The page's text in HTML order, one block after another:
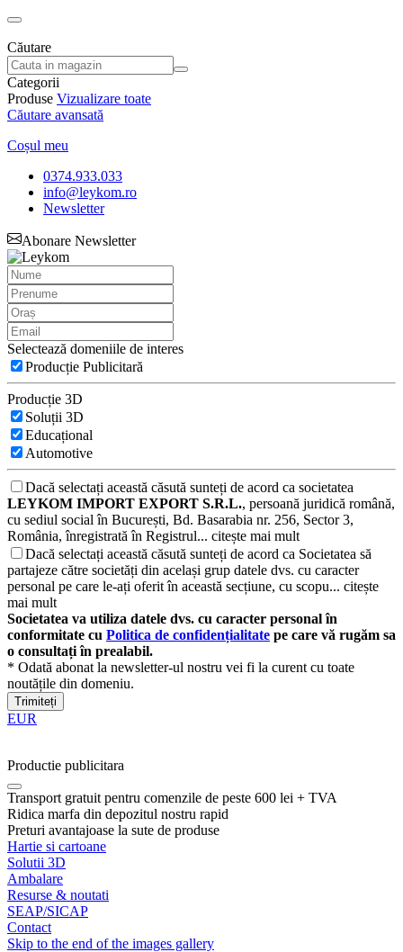
Căutare
Categorii
Produse Vizualizare toate
Căutare avansată
Coșul meu
0374.933.033
info@leykom.ro
Newsletter
Abonare Newsletter
Selectează domeniile de interes
Producție Publicitară
Producție 3D
Soluții 3D
Educațional
Automotive
Dacă selectați această căsută sunteți de acord ca societatea
LEYKOM IMPORT EXPORT S.R.L., persoană juridică română,
cu sediul social în București, Bd. Basarabia nr. 256, Sector 3,
România, înregistrată în Registrul... citește mai mult
Dacă selectați această căsută sunteți de acord ca Societatea să
partajeze către societăți din același grup datele dvs. cu caracter
personal pe care le-ați oferit în această secțiune, cu scopu... citește
mai mult
Societatea va utiliza datele dvs. cu caracter personal în
conformitate cu Politica de confidențialitate pe care vă rugăm sa
o consultați în prealabil.
* Odată abonat la newsletter-ul nostru vei fi la curent cu toate
noutățile din domeniu.
Trimiteți
EUR
Productie publicitara
Transport gratuit pentru comenzile de peste 600 lei + TVA
Ridica marfa din depozitul nostru rapid
Preturi avantajoase la sute de produse
Hartie si cartoane
Solutii 3D
Ambalare
Resurse & noutati
SEAP/SICAP
Contact
Skip to the end of the images gallery